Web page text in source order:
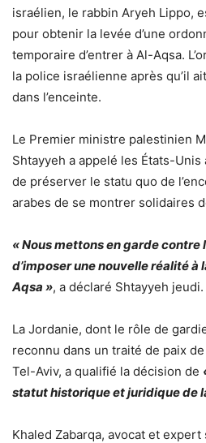
israélien, le rabbin Aryeh Lippo,
pour obtenir la levée d’une
temporaire d’entrer à Al-Aqsa.
la police israélienne après qu’il
dans l’enceinte.
Le Premier ministre palestinien
Shtayyeh a appelé les États-
de préserver le statu quo de
arabes de se montrer solidaires
« Nous mettons en garde contre
d’imposer une nouvelle réalité à
Aqsa », a déclaré Shtayyeh jeudi.
La Jordanie, dont le rôle de
reconnu dans un traité de paix
Tel-Aviv, a qualifié la décision de
statut historique et juridique de
Khaled Zabarqa, avocat et